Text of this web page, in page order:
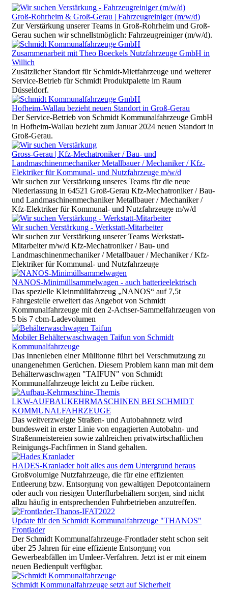
Groß-Rohrheim & Groß-Gerau | Fahrzeugreiniger (m/w/d)
Zur Verstärkung unserer Teams in Groß-Rohrheim und Groß-
Gerau suchen wir schnellstmöglich: Fahrzeugreiniger (m/w/d).
Zusammenarbeit mit Theo Boeckels Nutzfahrzeuge GmbH in
Willich
Zusätzlicher Standort für Schmidt-Mietfahrzeuge und weiterer
Service-Betrieb für Schmidt Produktpalette im Raum
Düsseldorf.
Hofheim-Wallau bezieht neuen Standort in Groß-Gerau
Der Service-Betrieb von Schmidt Kommunalfahrzeuge GmbH
in Hofheim-Wallau bezieht zum Januar 2024 neuen Standort in
Groß-Gerau.
Gross-Gerau | Kfz-Mechatroniker / Bau- und
Landmaschinenmechaniker Metallbauer / Mechaniker / Kfz-
Elektriker für Kommunal- und Nutzfahrzeuge m/w/d
Wir suchen zur Verstärkung unseres Teams für die neue
Niederlassung in 64521 Groß-Gerau Kfz-Mechatroniker / Bau-
und Landmaschinenmechaniker Metallbauer / Mechaniker /
Kfz-Elektriker für Kommunal- und Nutzfahrzeuge m/w/d
Wir suchen Verstärkung - Werkstatt-Mitarbeiter
Wir suchen zur Verstärkung unserer Teams Werkstatt-
Mitarbeiter m/w/d Kfz-Mechatroniker / Bau- und
Landmaschinenmechaniker / Metallbauer / Mechaniker / Kfz-
Elektriker für Kommunal- und Nutzfahrzeuge
NANOS-Minimüllsammelwagen - auch batterieelektrisch
Das spezielle Kleinmüllfahrzeug „NANOS“ auf 7,5t
Fahrgestelle erweitert das Angebot von Schmidt
Kommunalfahrzeuge mit den 2-Achser-Sammelfahrzeugen von
5 bis 7 cbm-Ladevolumen
Mobiler Behälterwaschwagen Taifun von Schmidt
Kommunalfahrzeuge
Das Innenleben einer Mülltonne führt bei Verschmutzung zu
unangenehmen Gerüchen. Diesem Problem kann man mit dem
Behälterwaschwagen "TAIFUN" von Schmidt
Kommunalfahrzeuge leicht zu Leibe rücken.
LKW-AUFBAUKEHRMASCHINEN BEI SCHMIDT
KOMMUNALFAHRZEUGE
Das weitverzweigte Straßen- und Autobahnnetz wird
bundesweit in erster Linie von engagierten Autobahn- und
Straßenmeistereien sowie zahlreichen privatwirtschaftlichen
Reinigungs-Fachfirmen in Stand gehalten.
HADES-Kranlader holt alles aus dem Untergrund heraus
Großvolumige Nutzfahrzeuge, die für eine effizienten
Entleerung bzw. Entsorgung von gewaltigen Depotcontainern
oder auch von riesigen Unterflurbehältern sorgen, sind nicht
allzu häufig in entsprechenden Fuhrbetrieben anzutreffen.
Update für den Schmidt Kommunalfahrzeuge "THANOS"
Frontlader
Der Schmidt Kommunalfahrzeuge-Frontlader steht schon seit
über 25 Jahren für eine effiziente Entsorgung von
Gewerbeabfällen im Umleer-Verfahren. Jetzt ist er mit einem
neuen Bedienpult verfügbar.
Schmidt Kommunalfahrzeuge setzt auf Sicherheit